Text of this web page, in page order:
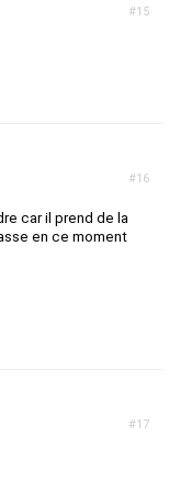
#15
#16
car il prend de la
en ce moment
#17